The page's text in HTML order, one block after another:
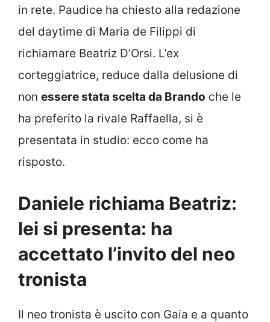
in rete. Paudice ha chiesto alla redazione
del daytime di Maria de Filippi di
richiamare Beatriz D’Orsi. L’ex
corteggiatrice, reduce dalla delusione di
non essere stata scelta da Brando che le
ha preferito la rivale Raffaella, si è
presentata in studio: ecco come ha
risposto.
Daniele richiama Beatriz:
lei si presenta: ha
accettato l’invito del neo
tronista
Il neo tronista è uscito con Gaia e a quanto